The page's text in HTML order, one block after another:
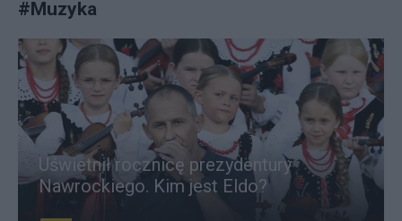
#Muzyka
Uświetnił rocznicę prezydentury
Nawrockiego. Kim jest Eldo?